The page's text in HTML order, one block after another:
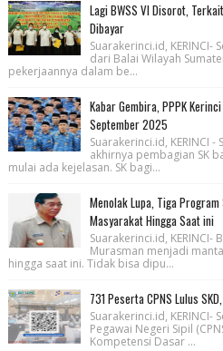
Lagi BWSS VI Disorot,
Dibayar
Suarakerinci.id, KERINCI-
dari Balai Wilayah
pekerjaannya dalam be...
Kabar Gembira, PPPK
September 2025
Suarakerinci.id, KERINCI
akhirnya pembagian SK
mulai ada kejelasan. SK bagi...
Menolak Lupa, Tiga
Masyarakat Hingga Saat ini
Suarakerinci.id,
Murasman menjadi
hingga saat ini. Tidak bisa dipu...
731 Peserta CPNS Lulus
Suarakerinci.id, KERINCI-
Pegawai Negeri Sipil
Kompetensi Dasar ...